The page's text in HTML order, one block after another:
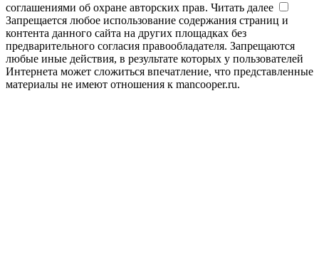
соглашениями об охране авторских прав. Читать далее
Запрещается любое использование содержания страниц и
контента данного сайта на других площадках без
предварительного согласия правообладателя. Запрещаются
любые иные действия, в результате которых у пользователей
Интернета может сложиться впечатление, что представленные
материалы не имеют отношения к mancooper.ru.